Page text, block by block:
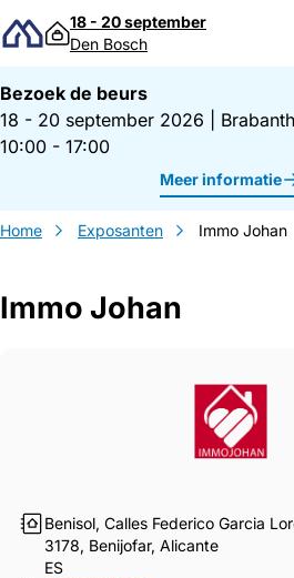
Direct naar inhoud
18 - 20 september
Den Bosch
Bezoek de beurs
18 - 20 september 2026
10:00 - 17:00
Meer informatie
Home Exposanten Immo Johan
Immo Johan
Benisol, Calles Federico Garcia
3178, Benijofar, Alicante
ES